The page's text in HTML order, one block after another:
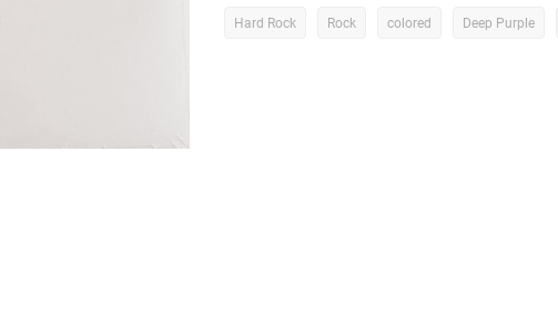
Hard Rock Rock colored Deep Purple